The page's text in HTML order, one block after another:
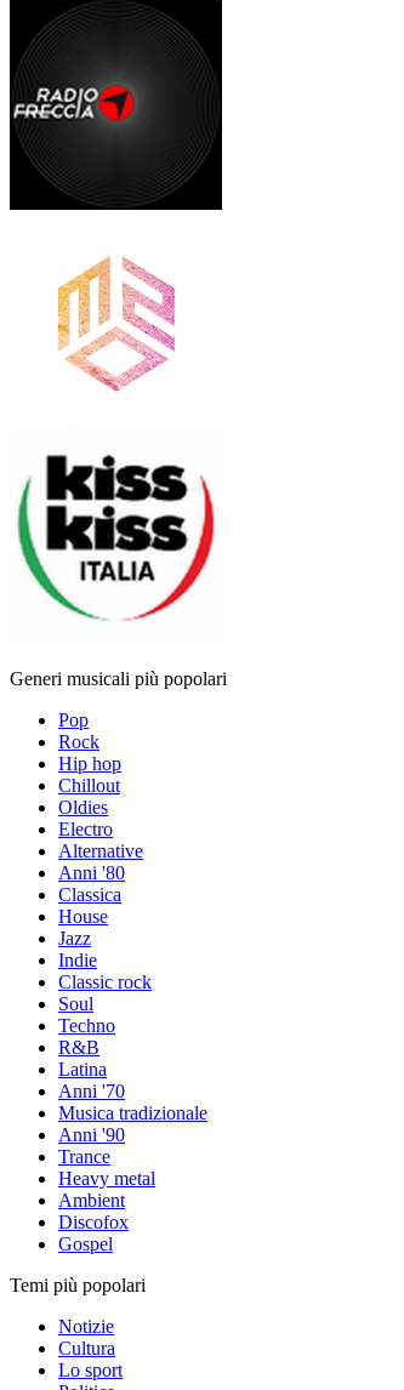
Generi musicali più popolari
Pop
Rock
Hip hop
Chillout
Oldies
Electro
Alternative
Anni '80
Classica
House
Jazz
Indie
Classic rock
Soul
Techno
R&B
Latina
Anni '70
Musica tradizionale
Anni '90
Trance
Heavy metal
Ambient
Discofox
Gospel
Temi più popolari
Notizie
Cultura
Lo sport